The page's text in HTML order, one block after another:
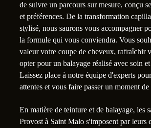
de suivre un parcours sur mesure, conçu
et préférences. De la transformation
stylisé, nous saurons vous accompagner
la formule qui vous conviendra. Vous
valeur votre coupe de cheveux, rafraîchir
opter pour un balayage réalisé avec soin
Laissez place à notre équipe d'experts
attentes et vous faire passer un moment
En matière de teinture et de balayage, les
Provost à Saint Malo s'imposent par leurs